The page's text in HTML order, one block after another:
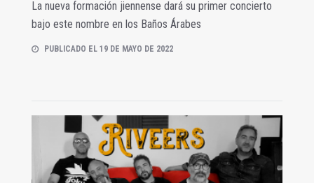
La nueva formación jiennense dará su primer concierto
bajo este nombre en los Baños Árabes
PUBLICADO EL 19 DE MAYO DE 2022